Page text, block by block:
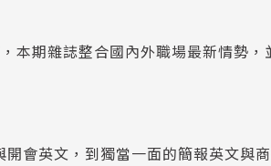
本期雜誌整合國內外職場最新情勢
會英文，到獨當一面的簡報英文與